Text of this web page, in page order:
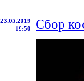
23.05.2019
19:50
Сбор